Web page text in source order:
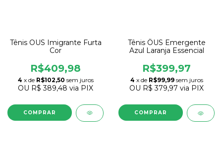
Tênis OUS Imigrante Furta
Cor
R$409,98
4 x de R$102,50 sem juros
OU R$ 389,48 via PIX
COMPRAR
Tênis ÖUS Emergente
Azul Laranja Essencial
R$399,97
4 x de R$99,99 sem juros
OU R$ 379,97 via PIX
COMPRAR